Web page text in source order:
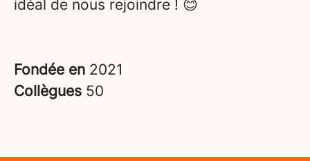
idéal de nous rejoindre ! 😊
Fondée en 2021
Collègues 50